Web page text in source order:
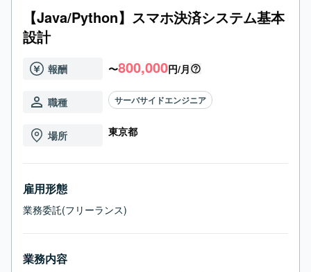
【Java/Python】スマホ決済システム基本
設計
報酬 〜800,000円/月
職種 サーバサイドエンジニア
場所 東京都
雇用形態
業務委託(フリーランス)
業務内容